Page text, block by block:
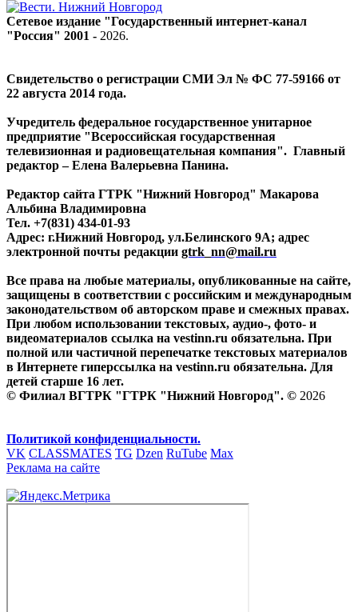
Сетевое издание "Государственный интернет-канал
"Россия" 2001 - 2026.
Свидетельство о регистрации СМИ Эл № ФС 77-59166 от
22 августа 2014 года.
Учредитель федеральное государственное унитарное
предприятие "Всероссийская государственная
телевизионная и радиовещательная компания". Главный
редактор – Елена Валерьевна Панина.
Редактор сайта ГТРК "Нижний Новгород" Макарова
Альбина Владимировна
Тел. +7(831) 434-01-93
Адрес: г.Нижний Новгород, ул.Белинского 9А; адрес
электронной почты редакции gtrk_nn@mail.ru
Все права на любые материалы, опубликованные на сайте,
защищены в соответствии с российским и международным
законодательством об авторском праве и смежных правах.
При любом использовании текстовых, аудио-, фото- и
видеоматериалов ссылка на vestinn.ru обязательна. При
полной или частичной перепечатке текстовых материалов
в Интернете гиперссылка на vestinn.ru обязательна. Для
детей старше 16 лет.
© Филиал ВГТРК "ГТРК "Нижний Новгород". © 2026
Политикой конфиденциальности.
VK CLASSMATES TG Dzen RuTube Max
Реклама на сайте